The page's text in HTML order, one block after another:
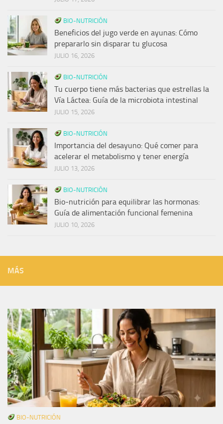
BIO-NUTRICIÓN
Beneficios del jugo verde en ayunas: Cómo
prepararlo sin disparar tu glucosa
JULIO 16, 2026
BIO-NUTRICIÓN
Tu cuerpo tiene más bacterias que estrellas la
Vía Láctea: Guía de la microbiota intestinal
JULIO 15, 2026
BIO-NUTRICIÓN
Importancia del desayuno: Qué comer para
acelerar el metabolismo y tener energía
JULIO 13, 2026
BIO-NUTRICIÓN
Bio-nutrición para equilibrar las hormonas:
Guía de alimentación funcional femenina
JULIO 10, 2026
MÁS
BIO-NUTRICIÓN